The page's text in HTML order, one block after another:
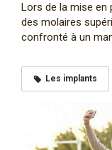
Lors de la mise en
des molaires
confronté à un
Les implants